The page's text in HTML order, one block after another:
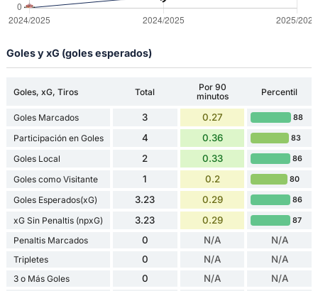
Goles y xG (goles esperados)
Goles, xG, Tiros Total
Por 90
minutos
Percentil
Goles Marcados 3 0.27 88
Participación en Goles 4 0.36 83
Goles Local 2 0.33 86
Goles como Visitante 1 0.2 80
Goles Esperados(xG) 3.23 0.29 86
xG Sin Penaltis (npxG) 3.23 0.29 87
Penaltis Marcados 0 N/A N/A
Tripletes 0 N/A N/A
3 o Más Goles 0 N/A N/A